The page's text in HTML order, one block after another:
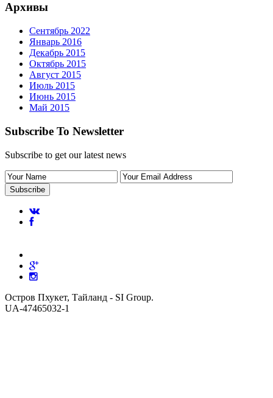
Архивы
Сентябрь 2022
Январь 2016
Декабрь 2015
Октябрь 2015
Август 2015
Июль 2015
Июнь 2015
Май 2015
Subscribe To Newsletter
Subscribe to get our latest news
Остров Пхукет, Тайланд - SI Group.
UA-47465032-1